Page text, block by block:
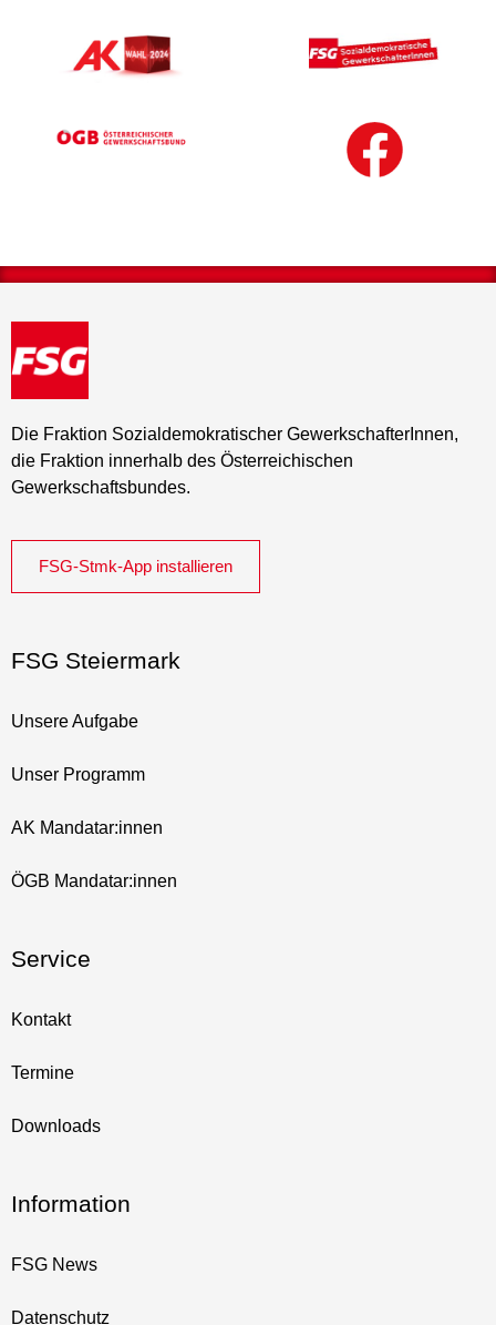
Die Fraktion Sozialdemokratischer GewerkschafterInnen,
die Fraktion innerhalb des Österreichischen
Gewerkschaftsbundes.
FSG-Stmk-App installieren
FSG Steiermark
Unsere Aufgabe
Unser Programm
AK Mandatar:innen
ÖGB Mandatar:innen
Service
Kontakt
Termine
Downloads
Information
FSG News
Datenschutz